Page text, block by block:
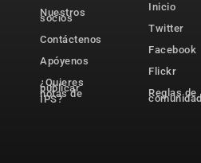
Nuestros
socios
Contáctenos
Apóyenos
¿Quieres
publicar
notas de
IPS?
Inicio
Twitter
Facebook
Flickr
Reglas de
comunidad